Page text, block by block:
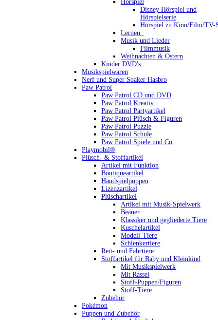
Hörspiel
Disney Hörspiel und
Hörspielserie
Hörspiel zu Kino/Film/TV-
Lernen_
Musik und Lieder
Filmmusik
Weihnachten & Ostern
Kinder DVD's
Musikspielwaren
Nerf und Super Soaker Hasbro
Paw Patrol
Paw Patrol CD und DVD
Paw Patrol Kreativ
Paw Patrol Partyartikel
Paw Patrol Plüsch & Figuren
Paw Patrol Puzzle
Paw Patrol Schule
Paw Patrol Spiele und Co
Playmobil®
Plüsch- & Stoffartikel
Artikel mit Funktion
Boutiqueartikel
Handspielpuppen
Lizenzartikel
Plüschartikel
Artikel mit Musik-Spielwerk
Beaner
Klassiker und gegliederte Tiere
Kuschelartikel
Modell-Tiere
Schlenkertiere
Reit- und Fahrtiere
Stoffartikel für Baby und Kleinkind
Mit Musikspielwerk
Mit Rassel
Stoff-Puppen/Figuren
Stoff-Tiere
Zubehör
Pokémon
Puppen und Zubehör